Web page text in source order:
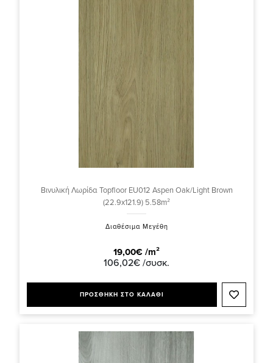
Βινυλική Λωρίδα Topfloor EU012 Aspen Oak/Light Brown
(22.9x121.9) 5.58m²
Διαθέσιμα Μεγέθη
19,00€ /m²
106,02€ /συσκ.
ΠΡΟΣΘΗΚΗ ΣΤΟ ΚΑΛΑΘΙ